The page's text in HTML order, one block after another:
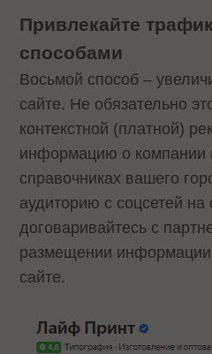
Привлекайте
способами
Восьмой способ –
сайте. Не обязательно
контекстной (платной)
информацию о компании
справочниках вашего
аудиторию с соцсетей на
договаривайтесь с
размещении
сайте.